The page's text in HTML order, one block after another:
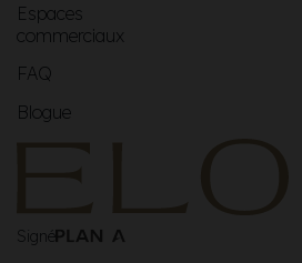
Espaces
commerciaux
FAQ
Blogue
Signé